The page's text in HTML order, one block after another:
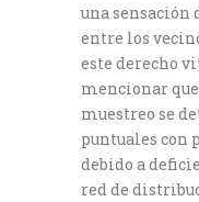
una sensación
entre los
este derecho
mencionar
muestreo se
puntuales con
debido a
red de